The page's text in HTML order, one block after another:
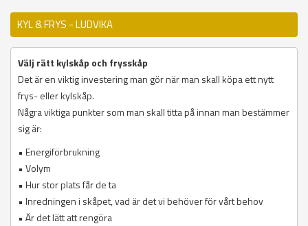
KYL & FRYS - LUDVIKA
Välj rätt kylskåp och frysskåp
Det är en viktig investering man gör när man skall köpa ett nytt
frys- eller kylskåp.
Några viktiga punkter som man skall titta på innan man bestämmer
sig är:
• Energiförbrukning
• Volym
• Hur stor plats får de ta
• Inredningen i skåpet, vad är det vi behöver för vårt behov
• Är det lätt att rengöra